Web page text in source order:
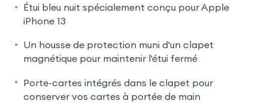
Étui bleu nuit spécialement conçu pour Apple
iPhone 13
Un housse de protection muni d'un clapet
magnétique pour maintenir l'étui fermé
Porte-cartes intégrés dans le clapet pour
conserver vos cartes à portée de main